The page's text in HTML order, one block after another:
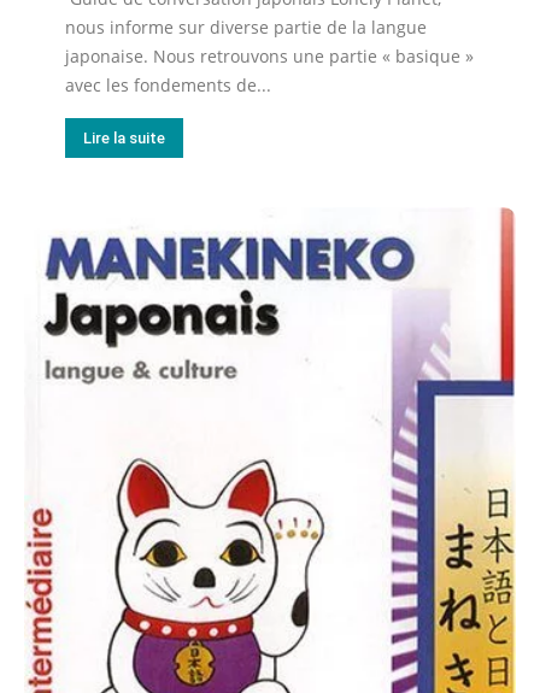
nous informe sur diverse partie de la langue
japonaise. Nous retrouvons une partie « basique »
avec les fondements de...
Lire la suite